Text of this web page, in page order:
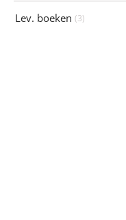
Lev. boeken (3)